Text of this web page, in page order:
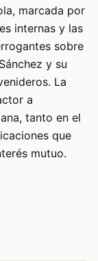
marcada por
internas y las
sobre
y su
La
a
tanto en el
que
mutuo.